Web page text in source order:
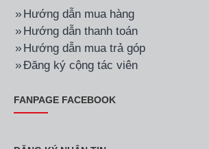
Hướng dẫn mua hàng
Hướng dẫn thanh toán
Hướng dẫn mua trả góp
Đăng ký cộng tác viên
FANPAGE FACEBOOK